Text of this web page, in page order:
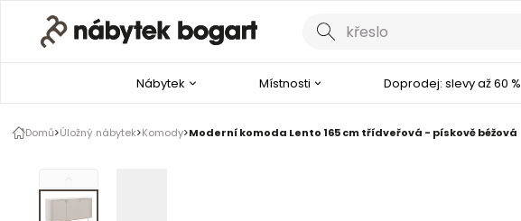
Nábytek Místnosti Doprodej: slevy až 60 %
Domů Úložný nábytek Komody Moderní komoda Lento 165 cm třídveřová - pískově béžová
1 z 5 Galerie produktu